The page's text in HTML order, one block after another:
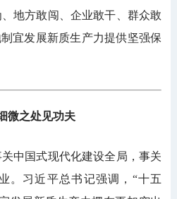
地方敢闯、企业敢干、群众敢
宜发展新质生产力提供坚强保
微之处见功夫
国式现代化建设全局，事关
。习近平总书记强调，“十五